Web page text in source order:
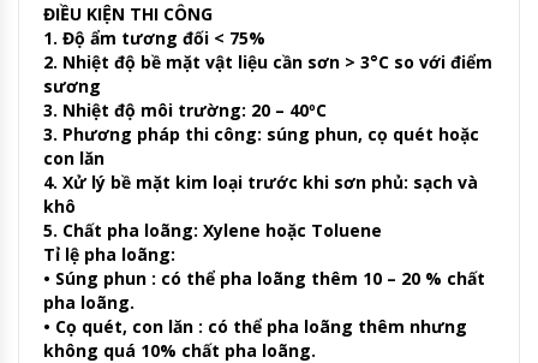
ĐIỀU KIỆN THI CÔNG
1. Độ ẩm tương đối < 75%
2. Nhiệt độ bề mặt vật liệu cần sơn > 3°C so với điểm
sương
3. Nhiệt độ môi trường: 20 – 40ºC
3. Phương pháp thi công: súng phun, cọ quét hoặc
con lăn
4. Xử lý bề mặt kim loại trước khi sơn phủ: sạch và
khô
5. Chất pha loãng: Xylene hoặc Toluene
Tỉ lệ pha loãng:
• Súng phun : có thể pha loãng thêm 10 – 20 % chất
pha loãng.
• Cọ quét, con lăn : có thể pha loãng thêm nhưng
không quá 10% chất pha loãng.